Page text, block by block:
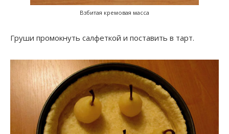
Взбитая кремовая масса
Груши промокнуть салфеткой и поставить в тарт.